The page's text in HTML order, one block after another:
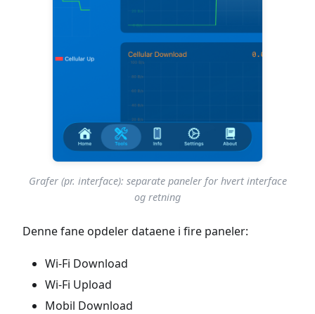
Grafer (pr. interface): separate paneler for hvert interface
og retning
Denne fane opdeler dataene i fire paneler:
Wi-Fi Download
Wi-Fi Upload
Mobil Download